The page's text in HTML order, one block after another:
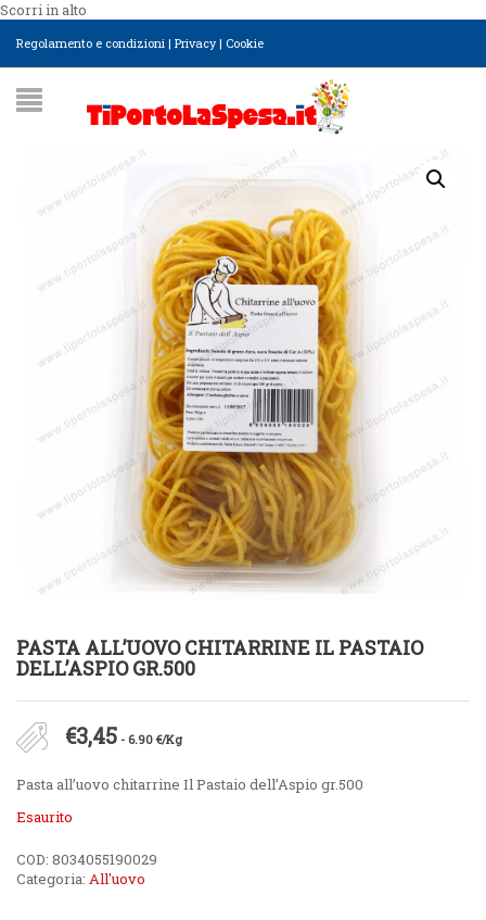
Scorri in alto
Regolamento e condizioni | Privacy| Cookie
PASTA ALL’UOVO CHITARRINE IL PASTAIO
DELL’ASPIO GR.500
€3,45 - 6.90 €/Kg
Pasta all’uovo chitarrine Il Pastaio dell’Aspio gr.500
Esaurito
COD: 8034055190029
Categoria: All'uovo